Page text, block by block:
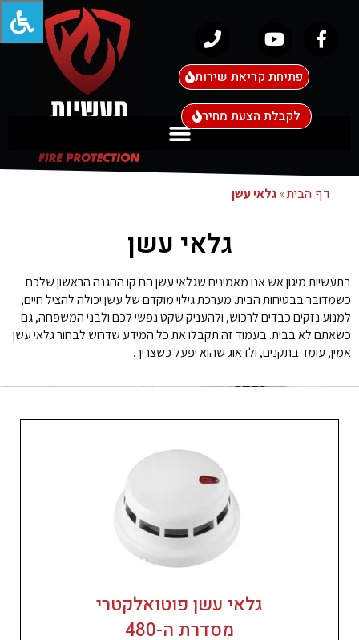
פתיחת קריאת שירות
לקבלת הצעת מחיר
דף הבית»גלאי עשן
גלאי עשן
בתעשיות מיגון אש אנו מאמינים שגלאי עשן הם קו ההגנה הראשון שלכם
כשמדובר בבטיחות הבית. מערכת גילוי מוקדם של עשן יכולה להציל חיים,
למנוע נזקים כבדים לרכוש, ולהעניק שקט נפשי לכם ולבני המשפחה, גם
כשאתם לא בבית. בעמוד זה תקבלו את כל המידע שדרוש לבחור גלאי עשן
אמין, עומד בתקנים, ולדאוג שהוא יפעל כשצריך.
גלאי עשן פוטואלקטרי
מסדרת ה-480